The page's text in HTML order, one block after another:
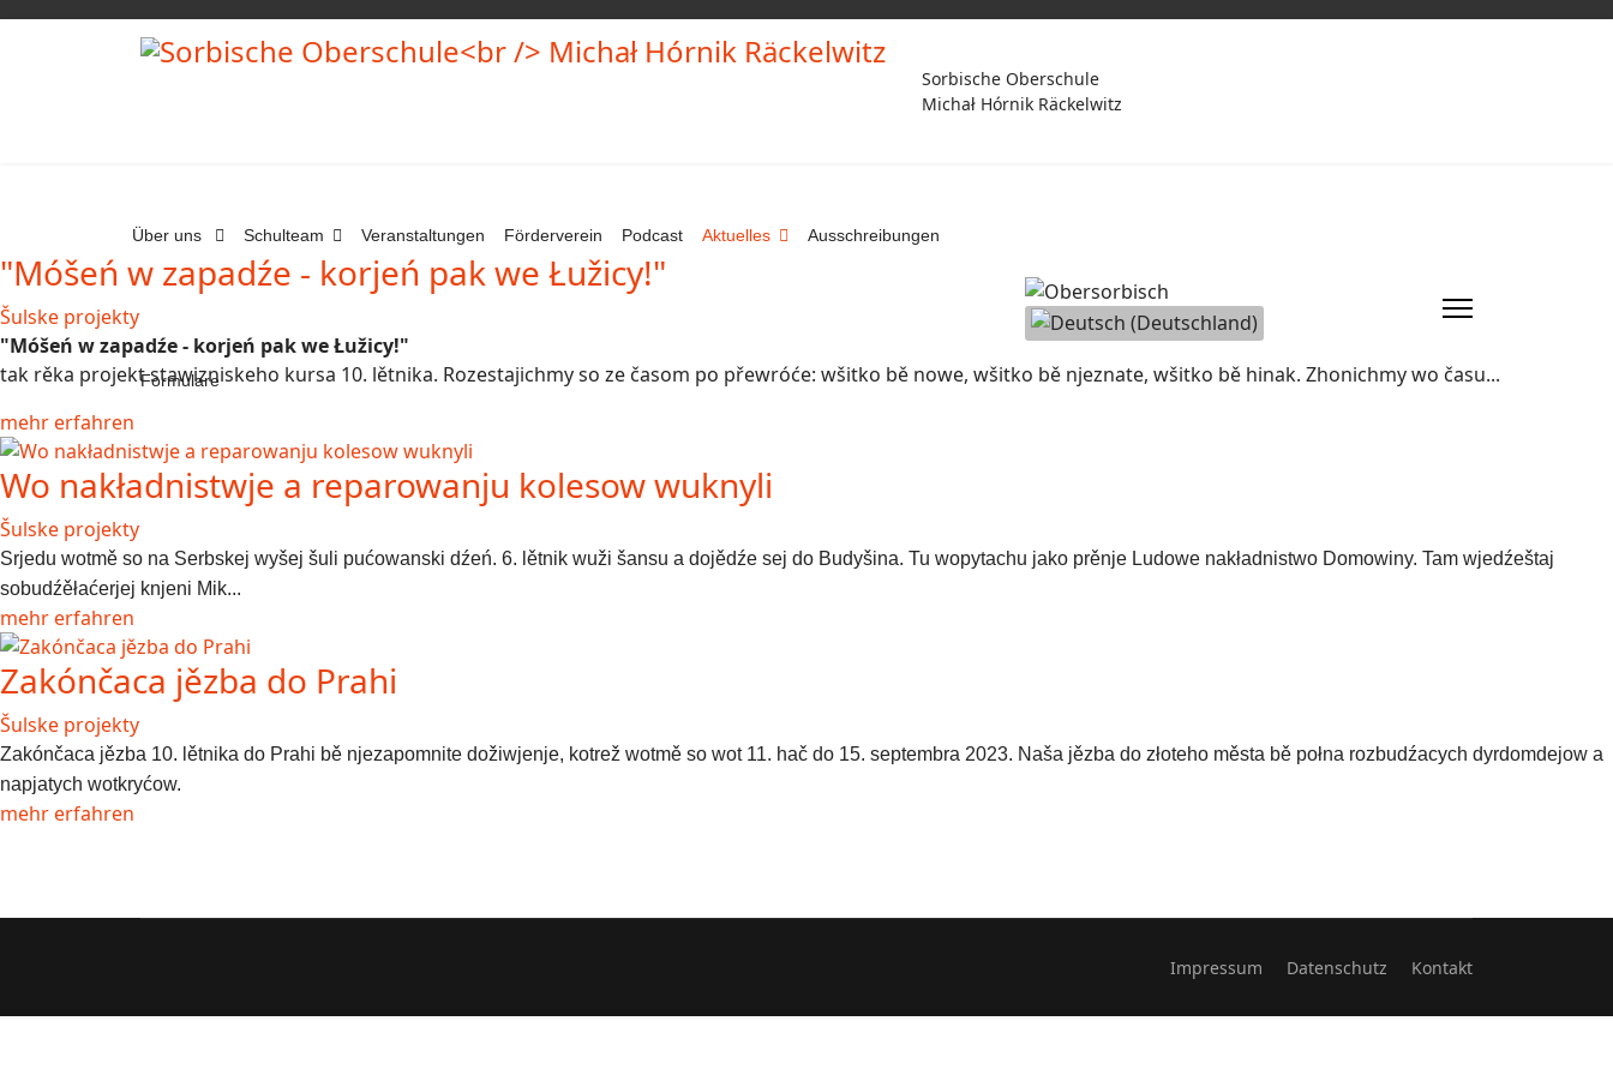
Sorbische Oberschule
Michał Hórnik Räckelwitz
Über uns Schulteam Veranstaltungen Förderverein Podcast Aktuelles Ausschreibungen
Formulare
Sprache auswählen
"Móšeń w zapadźe - korjeń pak we Łužicy!"
Šulske projekty
"Móšeń w zapadźe - korjeń pak we Łužicy!"
tak rěka projekt stawizniskeho kursa 10. lětnika. Rozestajichmy so ze časom po přewróće: wšitko bě nowe, wšitko bě njeznate, wšitko bě hinak. Zhonichmy wo času...
mehr erfahren
Wo nakładnistwje a reparowanju kolesow wuknyli
Šulske projekty
Srjedu wotmě so na Serbskej wyšej šuli pućowanski dźeń. 6. lětnik wuži šansu a dojědźe sej do Budyšina. Tu wopytachu jako prěnje Ludowe nakładnistwo Domowiny. Tam wjedźeštaj
sobudźěłaćerjej knjeni Mik...
mehr erfahren
Zakónčaca jězba do Prahi
Šulske projekty
Zakónčaca jězba 10. lětnika do Prahi bě njezapomnite dožiwjenje, kotrež wotmě so wot 11. hač do 15. septembra 2023. Naša jězba do złoteho města bě połna rozbudźacych dyrdomdejow a
napjatych wotkryćow.
mehr erfahren
Impressum Datenschutz Kontakt